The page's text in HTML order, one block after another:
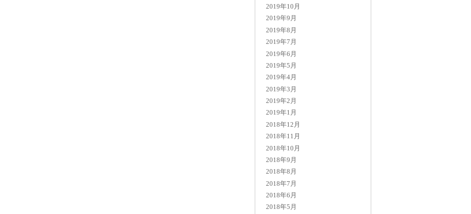
2019年10月
2019年9月
2019年8月
2019年7月
2019年6月
2019年5月
2019年4月
2019年3月
2019年2月
2019年1月
2018年12月
2018年11月
2018年10月
2018年9月
2018年8月
2018年7月
2018年6月
2018年5月